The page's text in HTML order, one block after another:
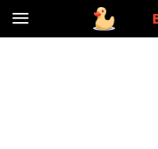
Toysboard.pl